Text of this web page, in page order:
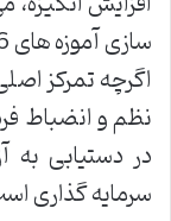
اگرچه تمرکز
نظم و انضباط
در دستیابی
سرمایه گذاری